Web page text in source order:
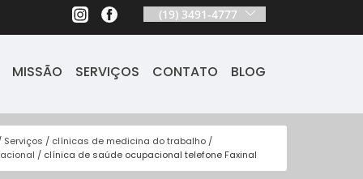
(19) 3491-4777
MISSÃO SERVIÇOS CONTATO BLOG
Serviços
clínicas de medicina do trabalho
clínica de saúde ocupacional telefone Faxinal